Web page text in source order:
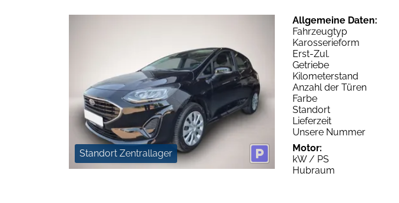
Standort Zentrallager
Allgemeine Daten:
Fahrzeugtyp
Karosserieform
Erst-Zul.
Getriebe
Kilometerstand
Anzahl der Türen
Farbe
Standort
Lieferzeit
Unsere Nummer
Motor:
kW / PS
Hubraum